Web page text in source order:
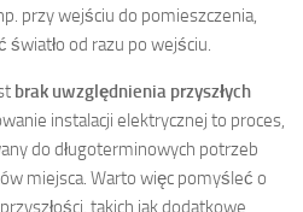
przy wejściu do pomieszczenia,
światło od razu po wejściu.
brak uwzględnienia przyszłych
instalacji elektrycznej to proces,
do długoterminowych potrzeb
miejsca. Warto więc pomyśleć o
takich jak dodatkowe